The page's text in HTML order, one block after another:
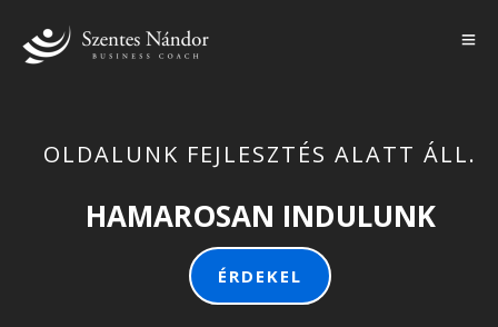
OLDALUNK FEJLESZTÉS ALATT ÁLL.
HAMAROSAN INDULUNK
ÉRDEKEL